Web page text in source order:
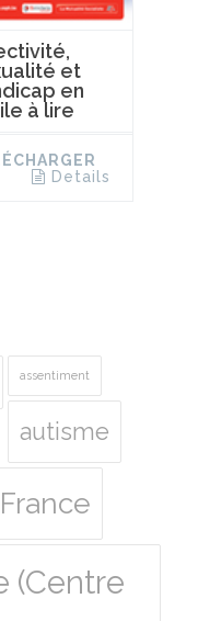
et
en
à lire
Details
assentiment
autisme
(Centre